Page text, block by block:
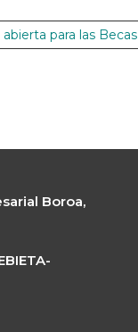
abierta para las
Boroa,